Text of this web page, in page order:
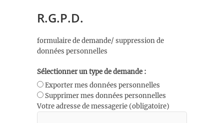
R.G.P.D.
formulaire de demande/ suppression de
données personnelles
Sélectionner un type de demande :
Exporter mes données personnelles
Supprimer mes données personnelles
Votre adresse de messagerie (obligatoire)